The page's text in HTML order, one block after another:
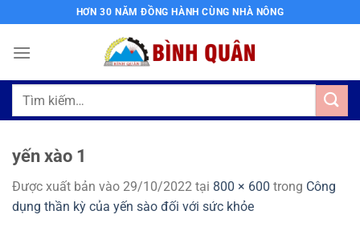
qua
nội
HƠN 30 NĂM ĐỒNG HÀNH CÙNG NHÀ NÔNG
Tìm
yến xào 1
Được xuất bản vào 29/10/2022 tại 800 × 600 trong Công
dụng thần kỳ của yến sào đối với sức khỏe